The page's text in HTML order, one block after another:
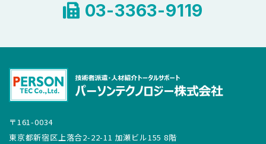
03-3363-9119
〒161-0034
東京都新宿区上落合2-22-11 加瀬ビル155 8階